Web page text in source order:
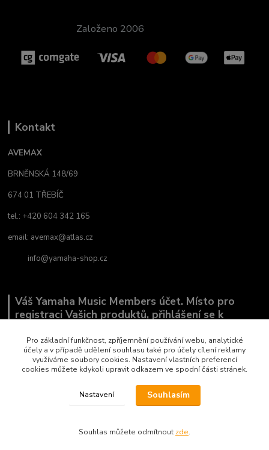
Založeno 2006
Kontakt
AVEMAX
BRNĚNSKÁ 148/69
674 01 TŘEBÍČ
tel.: +420 604 342 165
email: avemax@atlas.cz
info@yamaha-shop.cz
Váš Yamaha Music Members účet. Místo pro
registraci Vašich produktů, přihlášení se k
co Vás zajímá.
Copyright by AVEMAX
Pro základní funkčnost, zpříjemnění používání webu, analytické
účely a v případě udělení souhlasu také pro účely cílení reklamy
využíváme soubory cookies. Nastavení vlastních preferencí
cookies můžete kdykoli upravit odkazem ve spodní části stránek.
Nastavení Souhlasím
Souhlas můžete odmítnout zde.